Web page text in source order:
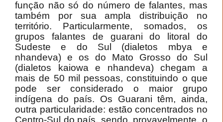
função não só do número de falantes, mas
também por sua ampla distribuição no
território. Particularmente, somados, os
grupos falantes de guarani do litoral do
Sudeste e do Sul (dialetos mbya e
nhandeva) e os do Mato Grosso do Sul
(dialetos kaiowa e nhandeva) chegam a
mais de 50 mil pessoas, constituindo o que
pode ser considerado o maior grupo
indígena do país. Os Guarani têm, ainda,
outra particularidade: estão concentrados no
Centro-Sul do país, sendo, provavelmente, o